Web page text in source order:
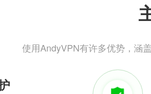
使用AndyVPN有许多优势，涵